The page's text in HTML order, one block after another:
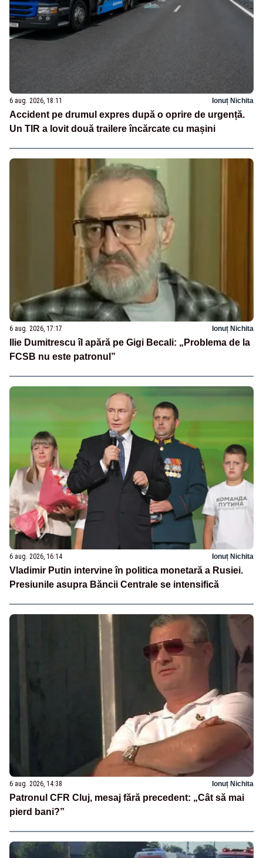
6 aug. 2026, 18:11 Ionuț Nichita
Accident pe drumul expres după o oprire de urgență.
Un TIR a lovit două trailere încărcate cu mașini
6 aug. 2026, 17:17 Ionuț Nichita
Ilie Dumitrescu îl apără pe Gigi Becali: „Problema de la
FCSB nu este patronul”
6 aug. 2026, 16:14 Ionuț Nichita
Vladimir Putin intervine în politica monetară a Rusiei.
Presiunile asupra Băncii Centrale se intensifică
6 aug. 2026, 14:38 Ionuț Nichita
Patronul CFR Cluj, mesaj fără precedent: „Cât să mai
pierd bani?”